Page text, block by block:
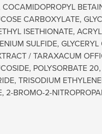
CARBOXYLATE,
ISETHIONATE,
SULFIDE,
/ TARAXACUM
POLYSORBATE
TRISODIUM
2-BROMO-2-